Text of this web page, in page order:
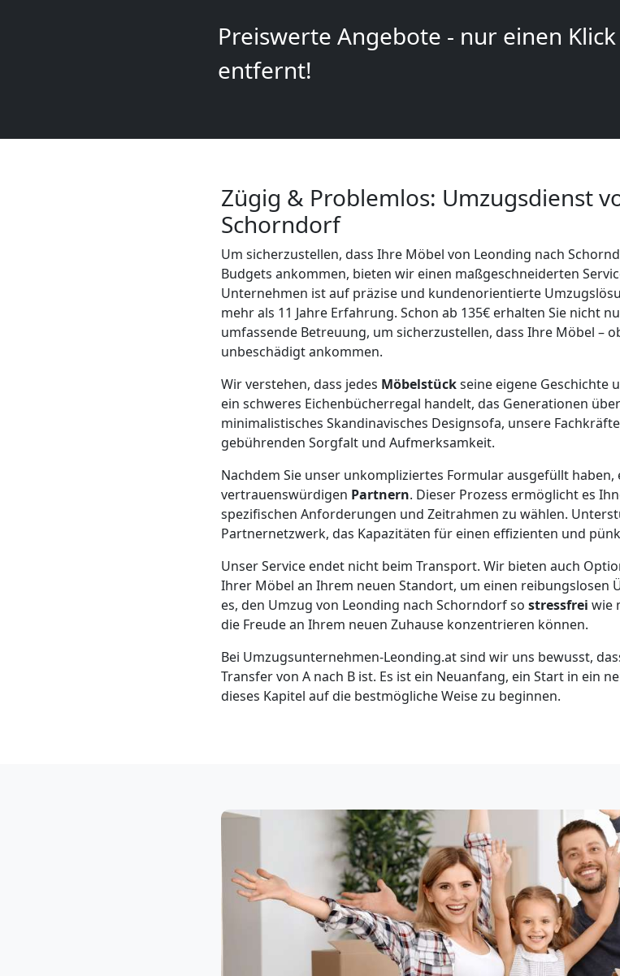
Preiswerte Angebote - nur einen Klick
entfernt!
Zügig & Problemlos: Umzugsdienst
Schorndorf
Um sicherzustellen, dass Ihre Möbel von Leonding nach
Budgets ankommen, bieten wir einen maßgeschneiderten
Unternehmen ist auf präzise und kundenorientierte
mehr als 11 Jahre Erfahrung. Schon ab 135€ erhalten Sie nicht
umfassende Betreuung, um sicherzustellen, dass Ihre Möbel –
unbeschädigt ankommen.
Wir verstehen, dass jedes Möbelstückseine eigene Geschichte
ein schweres Eichenbücherregal handelt, das Generationen
minimalistisches Skandinavisches Designsofa, unsere
gebührenden Sorgfalt und Aufmerksamkeit.
Nachdem Sie unser unkompliziertes Formular ausgefüllt
vertrauenswürdigen Partnern. Dieser Prozess ermöglicht es
spezifischen Anforderungen und Zeitrahmen zu wählen.
Partnernetzwerk, das Kapazitäten für einen effizienten und
Unser Service endet nicht beim Transport. Wir bieten auch
Ihrer Möbel an Ihrem neuen Standort, um einen reibungslosen
es, den Umzug von Leonding nach Schorndorf so stressfrei wie
die Freude an Ihrem neuen Zuhause konzentrieren können.
Bei Umzugsunternehmen-Leonding.at sind wir uns bewusst,
Transfer von A nach B ist. Es ist ein Neuanfang, ein Start in ein
dieses Kapitel auf die bestmögliche Weise zu beginnen.
Klaviertransport